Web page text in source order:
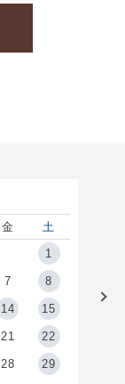
金
土
1
7 8
14 15
21 22
28 29